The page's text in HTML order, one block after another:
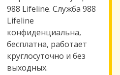
988 Lifeline. Служба 988
Lifeline
конфиденциальна,
бесплатна, работает
круглосуточно и без
выходных.